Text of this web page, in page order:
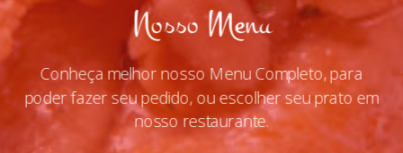
Nosso Menu
Conheça melhor nosso Menu Completo, para
poder fazer seu pedido, ou escolher seu prato em
nosso restaurante.